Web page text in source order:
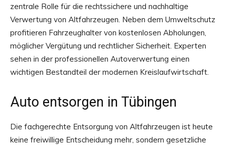
zentrale Rolle für die rechtssichere und nachhaltige
Verwertung von Altfahrzeugen. Neben dem Umweltschutz
profitieren Fahrzeughalter von kostenlosen Abholungen,
möglicher Vergütung und rechtlicher Sicherheit. Experten
sehen in der professionellen Autoverwertung einen
wichtigen Bestandteil der modernen Kreislaufwirtschaft.
Auto entsorgen in Tübingen
Die fachgerechte Entsorgung von Altfahrzeugen ist heute
keine freiwillige Entscheidung mehr, sondern gesetzliche